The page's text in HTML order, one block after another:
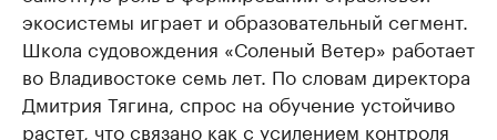
экосистемы играет и образовательный сегмент.
Школа судовождения «Соленый Ветер» работает
во Владивостоке семь лет. По словам директора
Дмитрия Тягина, спрос на обучение устойчиво
растет, что связано как с усилением контроля